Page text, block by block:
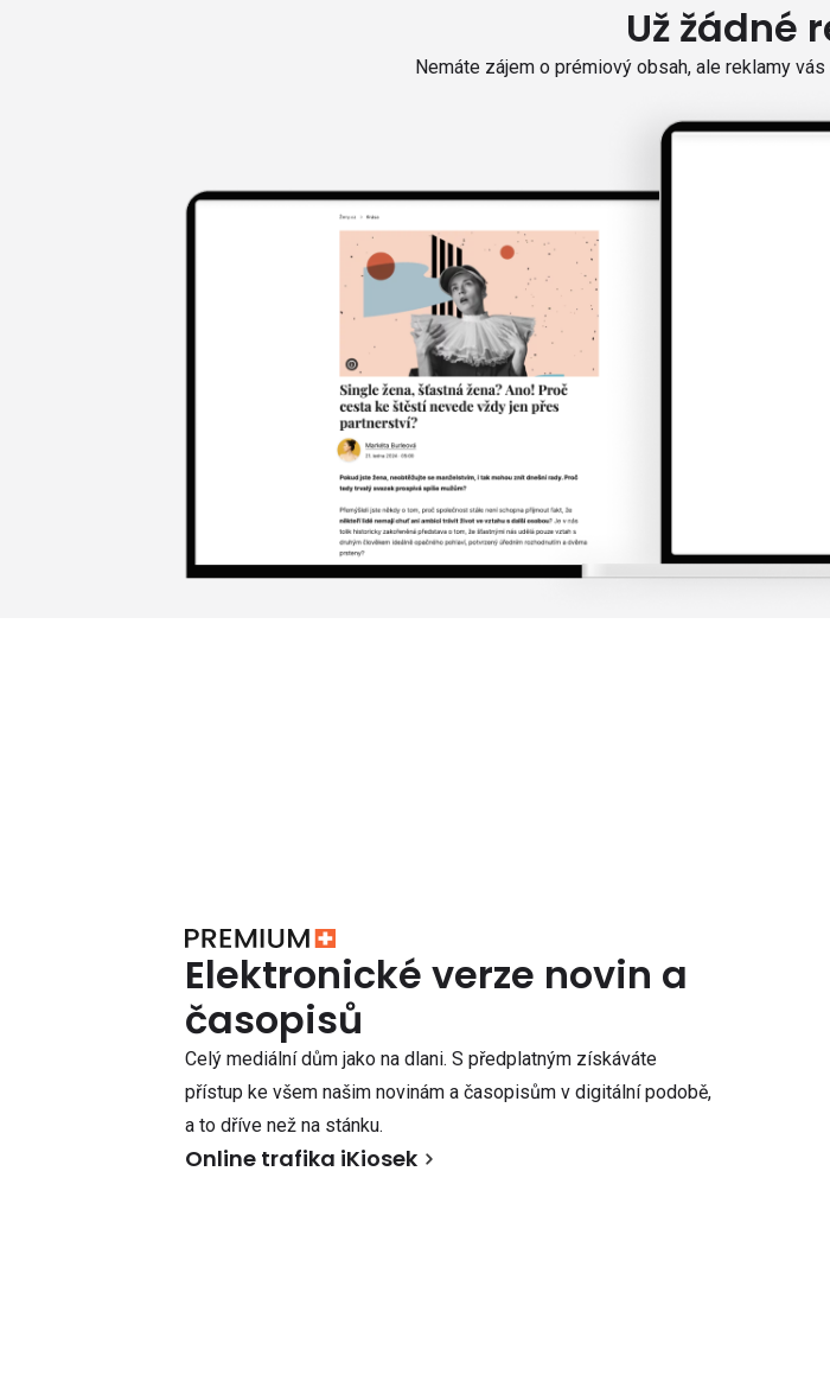
Už žádné
Nemáte zájem o prémiový obsah, ale reklamy
Elektronické verze novin a
časopisů
Celý mediální dům jako na dlani. S předplatným získáváte
přístup ke všem našim novinám a časopisům v digitální podobě,
a to dříve než na stánku.
Online trafika iKiosek